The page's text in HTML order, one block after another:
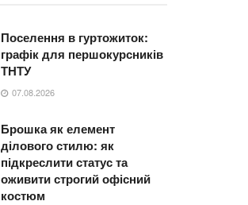
Поселення в гуртожиток:
графік для першокурсників
ТНТУ
07.08.2026
Брошка як елемент
ділового стилю: як
підкреслити статус та
оживити строгий офісний
костюм